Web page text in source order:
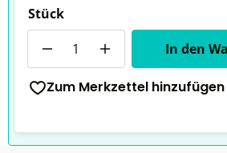
Stück
In den
Zum Merkzettel hinzufügen